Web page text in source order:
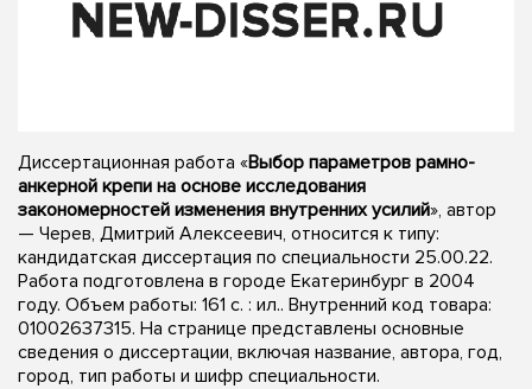
Диссертационная работа «Выбор параметров рамно-
анкерной крепи на основе исследования
закономерностей изменения внутренних усилий», автор
— Черев, Дмитрий Алексеевич, относится к типу:
кандидатская диссертация по специальности 25.00.22.
Работа подготовлена в городе Екатеринбург в 2004
году. Объем работы: 161 с. : ил.. Внутренний код товара:
01002637315. На странице представлены основные
сведения о диссертации, включая название, автора, год,
город, тип работы и шифр специальности.